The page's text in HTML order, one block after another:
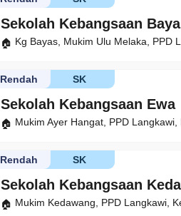
Sekolah Kebangsaan
Kg Bayas, Mukim Ulu Melaka, PPD
Sekolah Kebangsaan Ewa
SK
Rendah
Mukim Ayer Hangat, PPD Langkawi,
Sekolah Kebangsaan
SK
Rendah
Mukim Kedawang, PPD Langkawi,